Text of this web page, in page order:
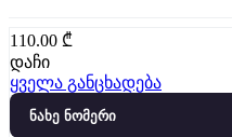
110.00 ₾
დაჩი
ყველა განცხადება
ნახე ნომერი